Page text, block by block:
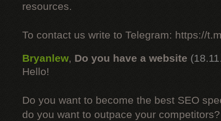
resources.
To contact us write to Telegram: https://
Bryanlew, Do you have a website
Hello!
Do you want to become the best SEO
do you want to outpace your competitors?